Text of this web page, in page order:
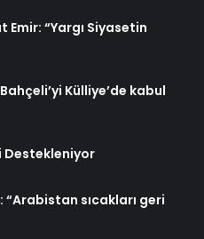
Emir: “Yargı Siyasetin
Külliye’de kabul
Destekleniyor
“Arabistan sıcakları geri